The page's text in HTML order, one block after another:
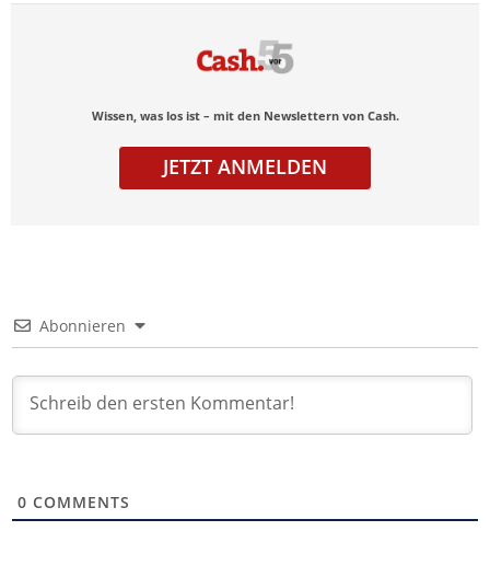
Wissen, was los ist – mit den Newslettern von Cash.
JETZT ANMELDEN
Abonnieren
0 COMMENTS